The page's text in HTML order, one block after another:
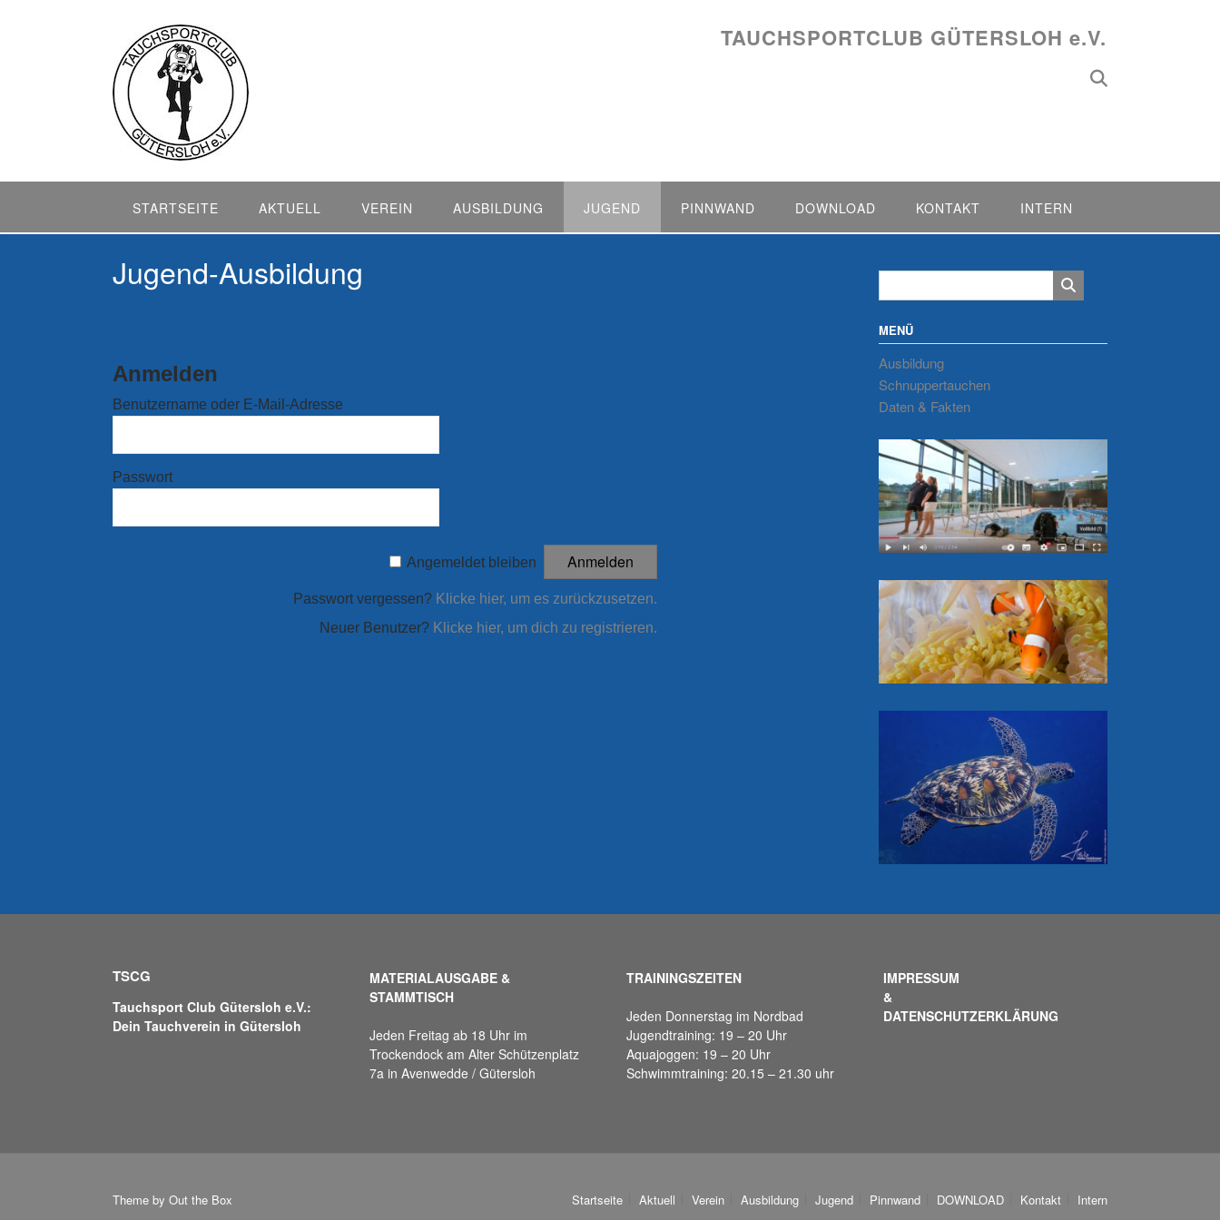
TAUCHSPORTCLUB GÜTERSLOH e.V.
STARTSEITE AKTUELL VEREIN AUSBILDUNG JUGEND PINNWAND DOWNLOAD KONTAKT INTERN
Jugend-Ausbildung
Anmelden
Benutzername oder E-Mail-Adresse
Passwort
Angemeldet bleiben
Passwort vergessen? Klicke hier, um es zurückzusetzen.
Neuer Benutzer? Klicke hier, um dich zu registrieren.
MENÜ
Ausbildung
Schnuppertauchen
Daten & Fakten
TSCG
Tauchsport Club Gütersloh e.V.:
Dein Tauchverein in Gütersloh
MATERIALAUSGABE &
STAMMTISCH
Jeden Freitag ab 18 Uhr im
Trockendock am Alter Schützenplatz
7a in Avenwedde / Gütersloh
TRAININGSZEITEN
Jeden Donnerstag im Nordbad
Jugendtraining: 19 – 20 Uhr
Aquajoggen: 19 – 20 Uhr
Schwimmtraining: 20.15 – 21.30 uhr
IMPRESSUM
&
DATENSCHUTZERKLÄRUNG
Theme by Out the Box Startseite Aktuell Verein Ausbildung Jugend Pinnwand DOWNLOAD Kontakt Intern